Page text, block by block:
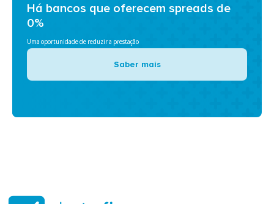
Há bancos que oferecem spreads de
0%
Uma oportunidade de reduzir a prestação
Saber mais